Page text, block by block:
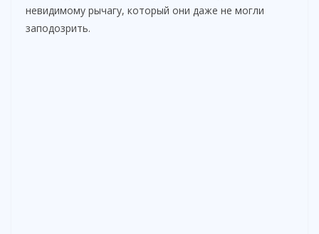
невидимому рычагу, который они даже не могли
заподозрить.